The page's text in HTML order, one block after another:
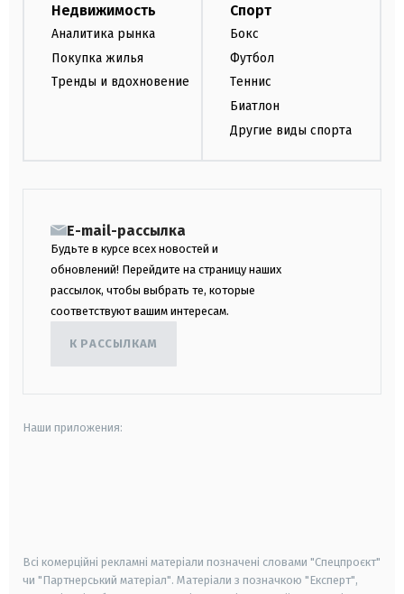
Недвижимость
Аналитика рынка
Покупка жилья
Тренды и вдохновение
Спорт
Бокс
Футбол
Теннис
Биатлон
Другие виды спорта
E-mail-рассылка
Будьте в курсе всех новостей и
обновлений! Перейдите на страницу наших
рассылок, чтобы выбрать те, которые
соответствуют вашим интересам.
К РАССЫЛКАМ
Наши приложения:
Всі комерційні рекламні матеріали позначені словами "Спецпроєкт"
чи "Партнерський матеріал". Матеріали з позначкою "Експерт",